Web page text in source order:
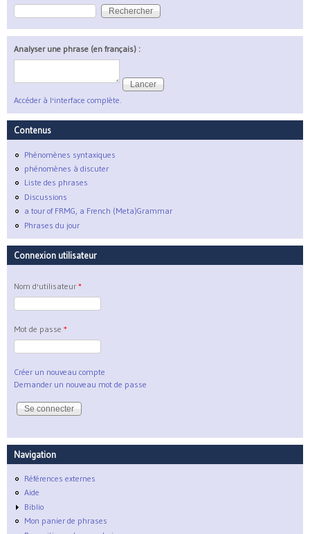
Formulaire de recherche
Rechercher
Analyser une phrase (en français) :
Accéder à l'interface complète.
Contenus
Phénomènes syntaxiques
phénomènes à discuter
Liste des phrases
Discussions
a tour of FRMG, a French (Meta)Grammar
Phrases du jour
Connexion utilisateur
Nom d'utilisateur *
Mot de passe *
Créer un nouveau compte
Demander un nouveau mot de passe
Navigation
Références externes
Aide
Biblio
Mon panier de phrases